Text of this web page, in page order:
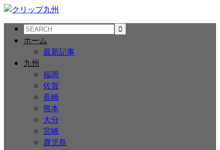
ホーム
最新記事
九州
福岡
佐賀
長崎
熊本
大分
宮崎
鹿児島